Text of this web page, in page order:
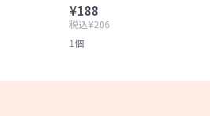
¥188
税込¥206
1個